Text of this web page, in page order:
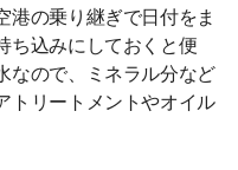
の乗り継ぎで日付をま
ち込みにしておくと便
なので、ミネラル分など
トリートメントやオイル